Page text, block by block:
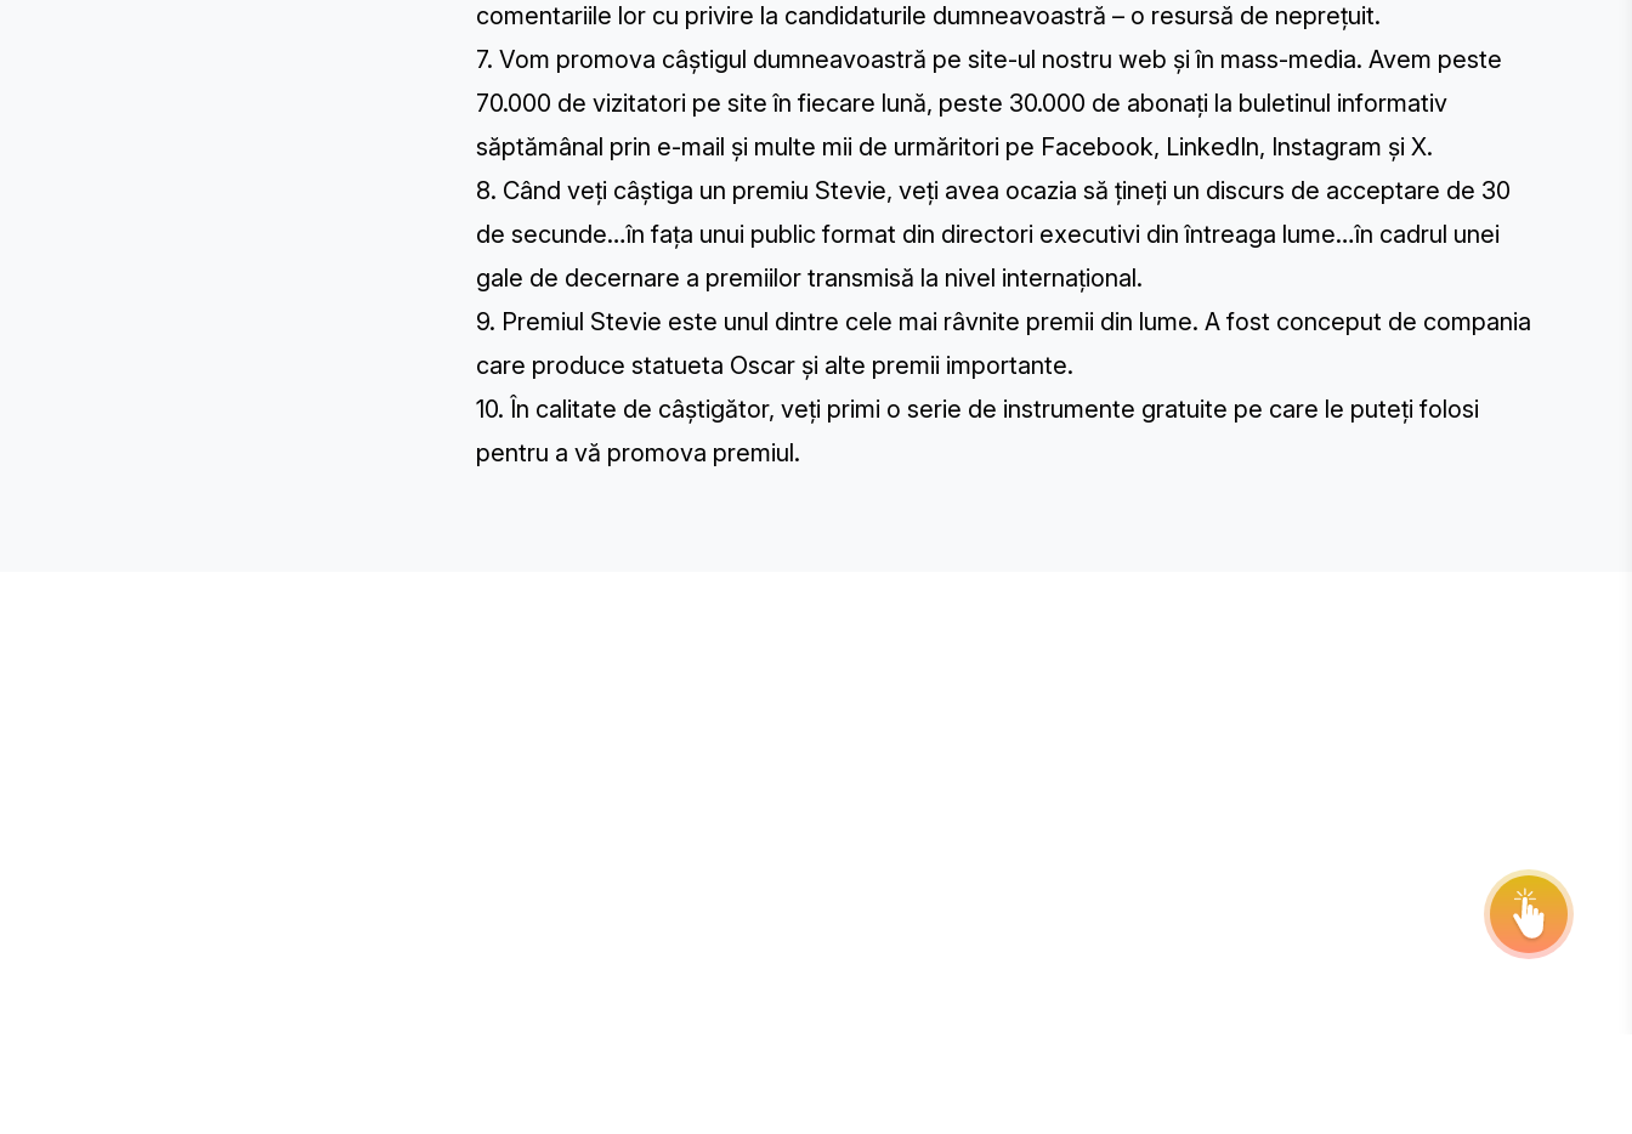
comentariile lor cu privire la candidaturile dumneavoastră – o resursă de neprețuit.
7. Vom promova câștigul dumneavoastră pe site-ul nostru web și în mass-media. Avem peste
70.000 de vizitatori pe site în fiecare lună, peste 30.000 de abonați la buletinul informativ
săptămânal prin e-mail și multe mii de urmăritori pe Facebook, LinkedIn, Instagram și X.
8. Când veți câștiga un premiu Stevie, veți avea ocazia să țineți un discurs de acceptare de 30
de secunde…în fața unui public format din directori executivi din întreaga lume…în cadrul unei
gale de decernare a premiilor transmisă la nivel internațional.
9. Premiul Stevie este unul dintre cele mai râvnite premii din lume. A fost conceput de compania
care produce statueta Oscar și alte premii importante.
10. În calitate de câștigător, veți primi o serie de instrumente gratuite pe care le puteți folosi
pentru a vă promova premiul.